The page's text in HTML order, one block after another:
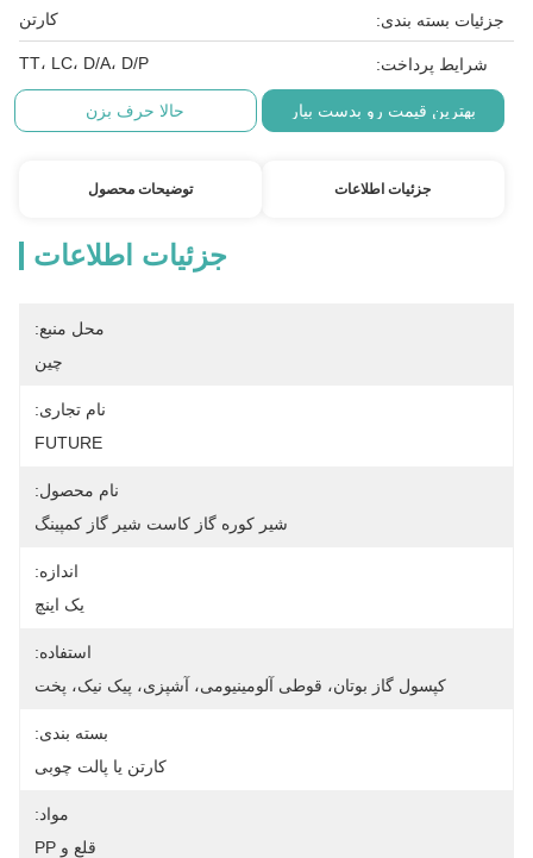
جزئیات بسته بندی: کارتن
شرایط پرداخت: TT، LC، D/A، D/P
بهترین قیمت رو بدست بیار حالا حرف بزن
جزئیات اطلاعات توضیحات محصول
جزئیات اطلاعات
محل منبع:
چین
نام تجاری:
FUTURE
نام محصول:
شیر کوره گاز کاست شیر ​​گاز کمپینگ
اندازه:
یک اینچ
استفاده:
کپسول گاز بوتان، قوطی آلومینیومی، آشپزی، پیک نیک، پخت
بسته بندی:
کارتن یا پالت چوبی
مواد:
قلع و PP